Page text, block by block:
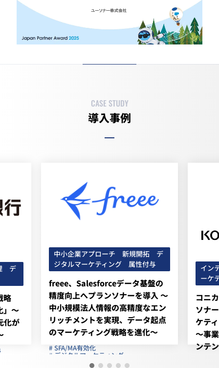
CASE STUDY
導入事例
デ
略
」～
化が
中小企業アプローチ 新規開拓 デ
ジタルマーケティング 属性付与
freee、Salesforceデータ基盤の
精度向上へプランソナーを導入 ～
中小規模法人情報の高精度なエン
リッチメントを実現、データ起点
のマーケティング戦略を進化～
SFA/MA有効化
デジタルマーケティング
企業属性付与・分析 新規営業先リスト
イン
ーケ
コニ
ソナ
ケテ
～事
ンテ